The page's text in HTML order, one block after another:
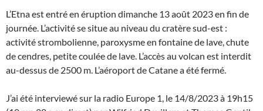
L’Etna est entré en éruption dimanche 13 août 2023 en fin de
journée. L’activité se situe au niveau du cratère sud-est :
activité strombolienne, paroxysme en fontaine de lave, chute
de cendres, petite coulée de lave. L’accès au volcan est interdit
au-dessus de 2500 m. L’aéroport de Catane a été fermé.
J’ai été interviewé sur la radio Europe 1, le 14/8/2023 à 19h15